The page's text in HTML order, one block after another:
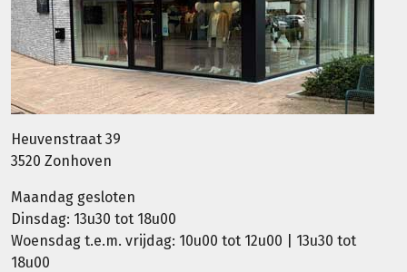
Heuvenstraat 39
3520 Zonhoven
Maandag gesloten
Dinsdag: 13u30 tot 18u00
Woensdag t.e.m. vrijdag: 10u00 tot 12u00 | 13u30 tot
18u00